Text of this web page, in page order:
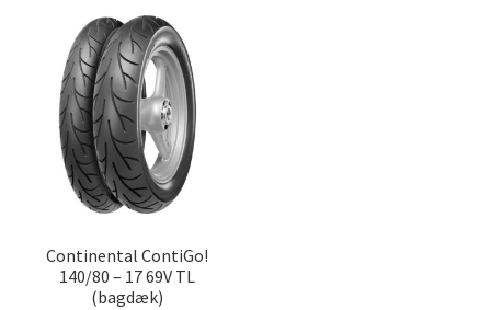
Continental ContiGo!
140/80 – 17 69V TL
(bagdæk)